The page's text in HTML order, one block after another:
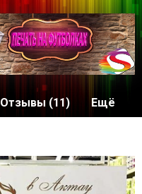
Отзывы (11) Ещё